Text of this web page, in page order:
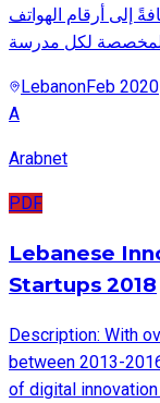
إلى أرقام الهواتف
لكل مدرسة
LebanonFeb 2020
A
Arabnet
PDF
Lebanese
Startups 2018
Description: With
between 2013-
of digital